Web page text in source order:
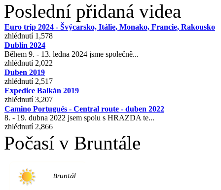
Poslední přidaná videa
Euro trip 2024 - Švýcarsko, Itálie, Monako, Francie, Rakousko
zhlédnutí 1,578
Dublin 2024
Během 9. - 13. ledna 2024 jsme společně...
zhlédnutí 2,022
Duben 2019
zhlédnutí 2,517
Expedice Balkán 2019
zhlédnutí 3,207
Camino Portugués - Central route - duben 2022
8. - 19. dubna 2022 jsem spolu s HRAZDA te...
zhlédnutí 2,866
Počasí v Bruntále